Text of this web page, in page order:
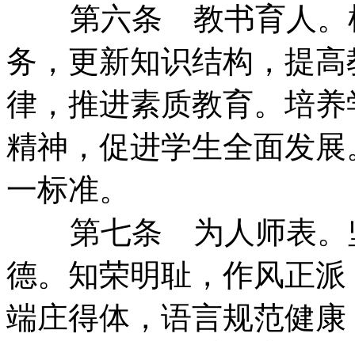
第六条 教书育人。
务，更新知识结构，提
律，推进素质教育。培
精神，促进学生全面发
一标准。
第七条 为人师表。
德。知荣明耻，作风正
端庄得体，语言规范健